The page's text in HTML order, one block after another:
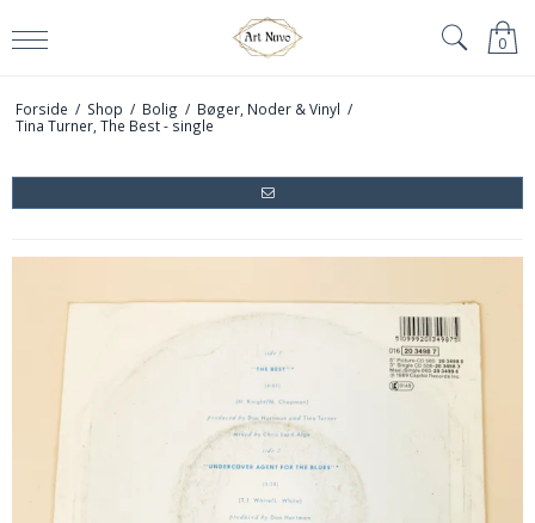
0
Forside / Shop / Bolig / Bøger, Noder & Vinyl /
Tina Turner, The Best - single